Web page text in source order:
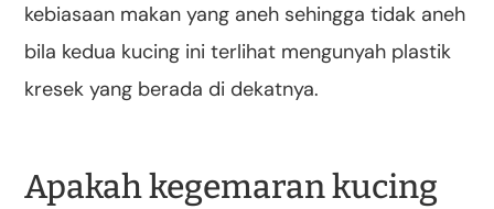
kebiasaan makan yang aneh sehingga tidak aneh
bila kedua kucing ini terlihat mengunyah plastik
kresek yang berada di dekatnya.
Apakah kegemaran kucing